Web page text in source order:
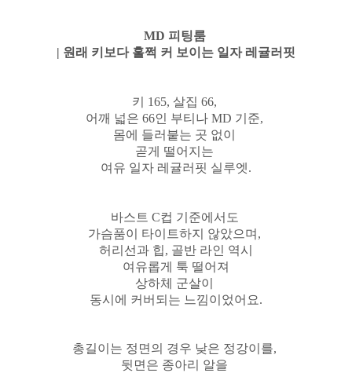
MD 피팅룸
| 원래 키보다 훌쩍 커 보이는 일자 레귤러핏
키 165, 살집 66,
어깨 넓은 66인 부티나 MD 기준,
몸에 들러붙는 곳 없이
곧게 떨어지는
여유 일자 레귤러핏 실루엣.
바스트 C컵 기준에서도
가슴품이 타이트하지 않았으며,
허리선과 힙, 골반 라인 역시
여유롭게 툭 떨어져
상하체 군살이
동시에 커버되는 느낌이었어요.
총길이는 정면의 경우 낮은 정강이를,
뒷면은 종아리 알을